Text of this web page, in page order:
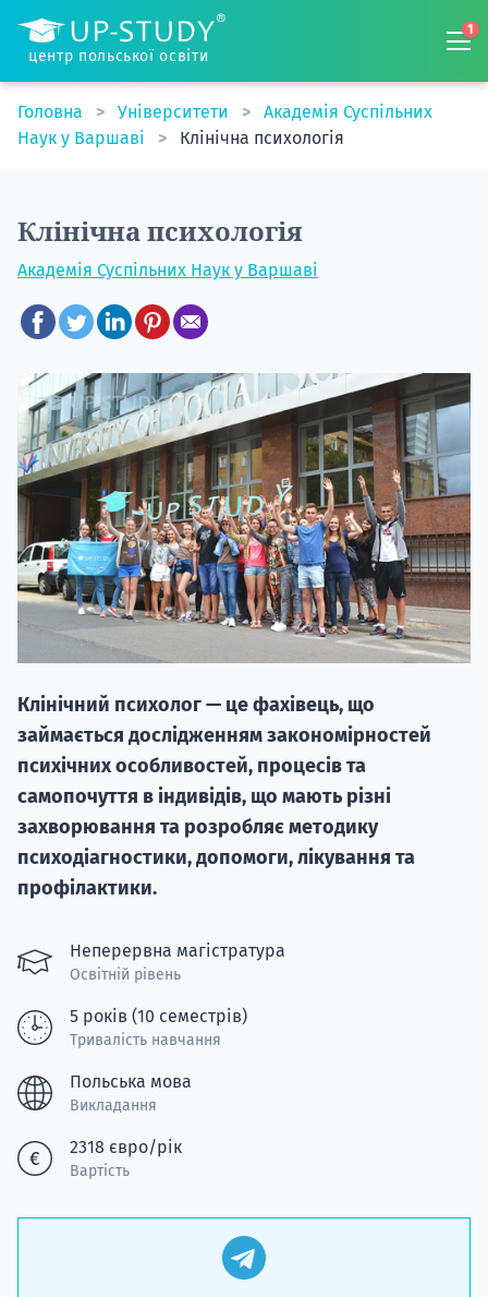
центр польської освіти
1
Головна Університети
Академія Суспільних
Наук у Варшаві
Клінічна психологія
Клінічна психологія
Академія Суспільних Наук у Варшаві
Клінічний психолог — це фахівець, що
займається дослідженням закономірностей
психічних особливостей, процесів та
самопочуття в індивідів, що мають різні
захворювання та розробляє методику
психодіагностики, допомоги, лікування та
профілактики.
Неперервна магістратура
Освітній рівень
5 років (10 семестрів)
Тривалість навчання
Польська мова
Викладання
2318 євро/рік
Вартість